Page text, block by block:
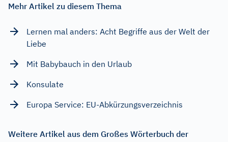
Mehr Artikel zu diesem Thema
Lernen mal anders: Acht Begriffe aus der Welt der
Liebe
Mit Babybauch in den Urlaub
Konsulate
Europa Service: EU-Abkürzungsverzeichnis
Weitere Artikel aus dem Großes Wörterbuch der